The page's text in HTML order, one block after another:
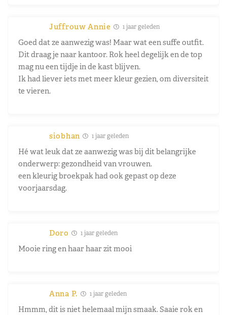
Juffrouw Annie 1 jaar geleden
Goed dat ze aanwezig was! Maar wat een suffe outfit.
Dit draag je naar kantoor. Rok heel degelijk en de top
mag nu een tijdje in de kast blijven.
Ik had liever iets met meer kleur gezien, om diversiteit
te vieren.
siobhan 1 jaar geleden
Hé wat leuk dat ze aanwezig was bij dit belangrijke
onderwerp: gezondheid van vrouwen.
een kleurig broekpak had ook gepast op deze
voorjaarsdag.
Doro 1 jaar geleden
Mooie ring en haar haar zit mooi
Anna P. 1 jaar geleden
Hmmm, dit is niet helemaal mijn smaak. Saaie rok en